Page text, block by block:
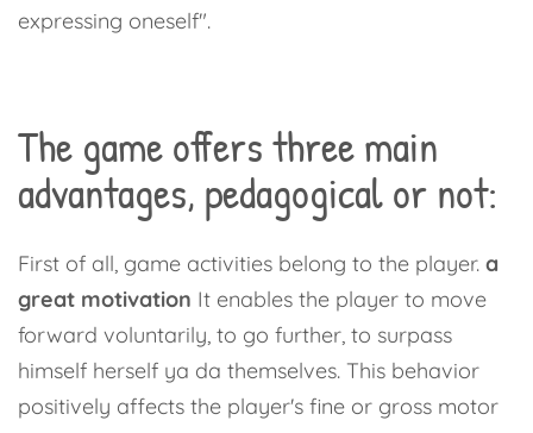
expressing oneself".
The game offers three main
advantages, pedagogical or not:
First of all, game activities belong to the player. a
great motivation It enables the player to move
forward voluntarily, to go further, to surpass
himself herself ya da themselves. This behavior
positively affects the player's fine or gross motor